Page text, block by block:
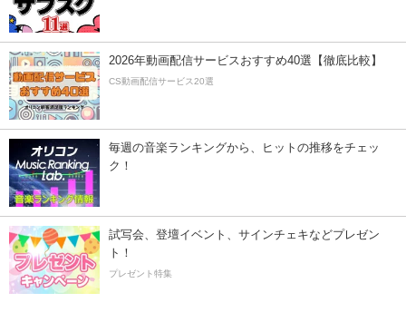
2026年動画配信サービスおすすめ40選【徹底比較】
CS動画配信サービス20選
毎週の音楽ランキングから、ヒットの推移をチェッ
ク！
試写会、登壇イベント、サインチェキなどプレゼン
ト！
プレゼント特集